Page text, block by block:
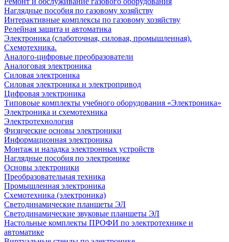
Наглядные пособия по газовому хозяйству
Интерактивные комплексы по газовому хозяйству
Релейная защита и автоматика
Электроника (слаботочная, силовая, промышленная).
Схемотехника.
Аналого-цифровые преобразователи
Аналоговая электроника
Cиловая электроника
Cиловая электроника и электропривод
Цифровая электроника
Типовоые комплекты учебного оборудования «Электроника»
Электроника и схемотехника
Электротехнология
Физические основы электроники
Информационная электроника
Монтаж и наладка электронных устройств
Наглядные пособия по электронике
Основы электроники
Преобразовательная техника
Промышленная электроника
Схемотехника (электроника)
Светодинамические планшеты ЭЛ
Светодинамические звуковые планшеты ЭЛ
Настольные комплекты ПРОФИ по электротехнике и
автоматике